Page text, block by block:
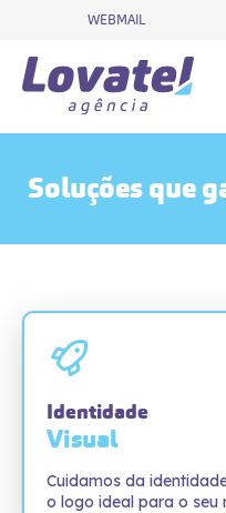
WEBMAIL
Soluções que
Identidade
Visual
Cuidamos da
o logo ideal para o seu